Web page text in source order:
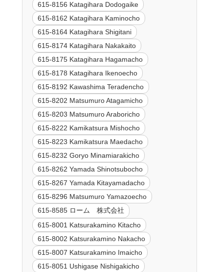
615-8156 Katagihara Dodogaike
615-8162 Katagihara Kaminocho
615-8164 Katagihara Shigitani
615-8174 Katagihara Nakakaito
615-8175 Katagihara Hagamacho
615-8178 Katagihara Ikenoecho
615-8192 Kawashima Teradencho
615-8202 Matsumuro Atagamicho
615-8203 Matsumuro Araboricho
615-8222 Kamikatsura Mishocho
615-8223 Kamikatsura Maedacho
615-8232 Goryo Minamiarakicho
615-8262 Yamada Shinotsubocho
615-8267 Yamada Kitayamadacho
615-8296 Matsumuro Yamazoecho
615-8585 ローム 株式会社
615-8001 Katsurakamino Kitacho
615-8002 Katsurakamino Nakacho
615-8007 Katsurakamino Imaicho
615-8051 Ushigase Nishigakicho